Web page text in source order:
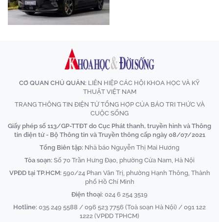
CƠ QUAN CHỦ QUẢN: LIÊN HIỆP CÁC HỘI KHOA HỌC VÀ KỸ
THUẬT VIỆT NAM
TRANG THÔNG TIN ĐIỆN TỬ TỔNG HỢP CỦA BÁO TRI THỨC VÀ
CUỘC SỐNG
Giấy phép số 113/GP-TTĐT do Cục Phát thanh, truyền hình và Thông
tin điện tử - Bộ Thông tin và Truyền thông cấp ngày 08/07/2021
Tổng Biên tập: Nhà báo Nguyễn Thị Mai Hương
Tòa soạn: Số 70 Trần Hưng Đạo, phường Cửa Nam, Hà Nội
VPĐD tại TP.HCM: 590/24 Phan Văn Trị, phường Hạnh Thông, Thành
phố Hồ Chí Minh
Điện thoại: 024 6 254 3519
Hotline: 035 249 5588 / 096 523 7756 (Toà soạn Hà Nội) / 091 122
1222 (VPĐD TPHCM)